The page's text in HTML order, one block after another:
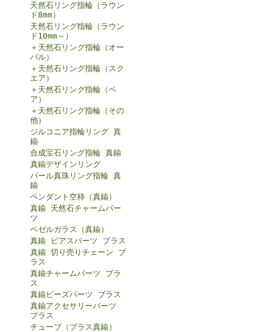
天然石リング指輪（ラウン
ド8mm）
天然石リング指輪（ラウン
ド10mm～）
＋天然石リング指輪（オー
バル）
＋天然石リング指輪（スク
エア）
＋天然石リング指輪（ペ
ア）
＋天然石リング指輪（その
他）
ジルコニア指輪リング 真
鍮
合成宝石リング指輪 真鍮
真鍮デザインリング
パール真珠リング指輪 真
鍮
ペンダント空枠（真鍮）
真鍮 天然石チャームパー
ツ
ベゼルガラス（真鍮）
真鍮 ピアスパーツ ブラス
真鍮 切り売りチェーン ブ
ラス
真鍮チャームパーツ ブラ
ス
真鍮ビーズパーツ ブラス
真鍮アクセサリーパーツ
ブラス
チューブ（ブラス真鍮）